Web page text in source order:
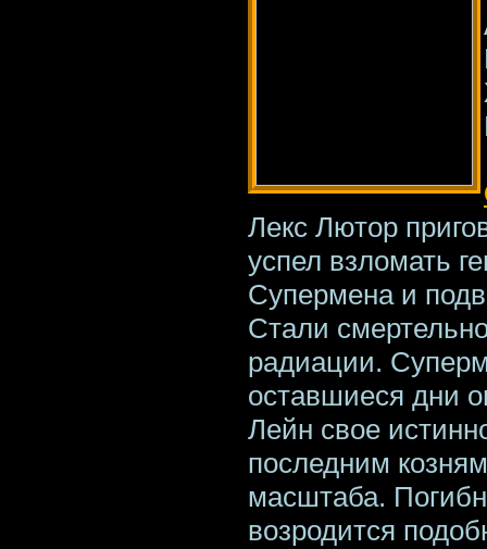
Лекс Лютор
успел взломать
Супермена и
Стали
радиации.
оставшиеся дни
Лейн свое
последним
масштаба.
возродится